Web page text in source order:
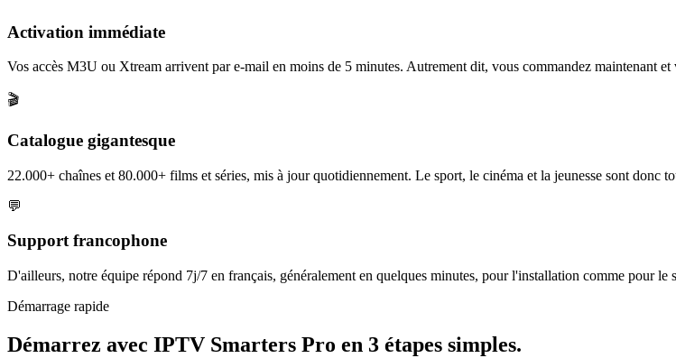
Activation immédiate
Vos accès M3U ou Xtream arrivent par e-mail en moins de 5 minutes. Autrement dit, vous commandez maintenant et
🎬
Catalogue gigantesque
22.000+ chaînes et 80.000+ films et séries, mis à jour quotidiennement. Le sport, le cinéma et la jeunesse sont donc
💬
Support francophone
D'ailleurs, notre équipe répond 7j/7 en français, généralement en quelques minutes, pour l'installation comme pour le
Démarrage rapide
Démarrez avec IPTV Smarters Pro en 3 étapes simples.